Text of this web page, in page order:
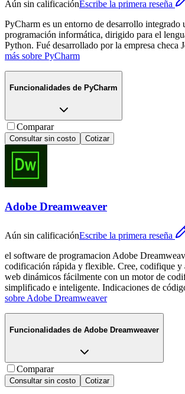
Aún sin calificaciónEscribe la primera reseña
PyCharm es un entorno de desarrollo integrado
programación informática, dirigido para el
Python. Fué desarrollado por la empresa checa
más sobre PyCharm
Funcionalidades de PyCharm
Comparar
Consultar sin costo Cotizar
Adobe Dreamweaver
Aún sin calificaciónEscribe la primera reseña
el software de programacion Adobe
codificación rápida y flexible. Cree, codifique y
web dinámicos fácilmente con un motor de
simplificado e inteligente. Indicaciones de
sobre Adobe Dreamweaver
Funcionalidades de Adobe Dreamweaver
Comparar
Consultar sin costo Cotizar